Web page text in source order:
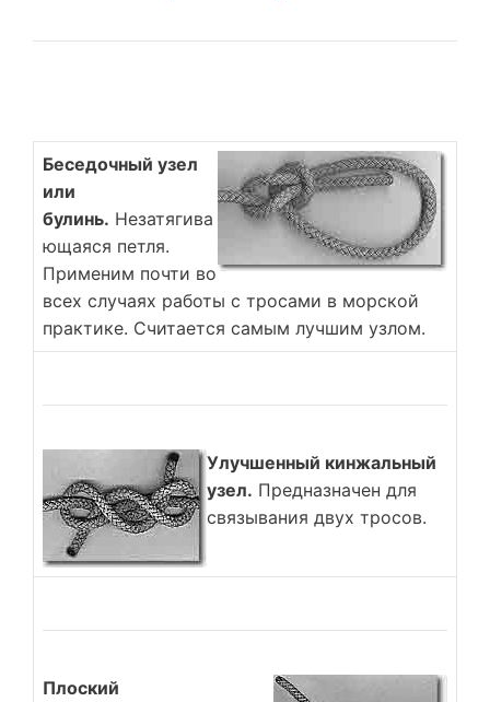
Беседочный узел
или
булинь. Незатягива
ющаяся петля.
Применим почти во
всех случаях работы с тросами в морской
практике. Считается самым лучшим узлом.
Улучшенный кинжальный
узел. Предназначен для
связывания двух тросов.
Плоский